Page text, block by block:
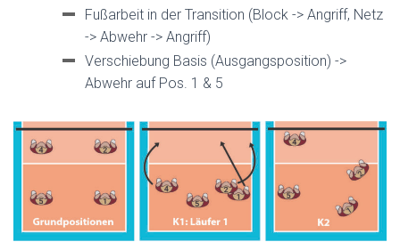
Fußarbeit in der Transition (Block -> Angriff, Netz
-> Abwehr -> Angriff)
Verschiebung Basis (Ausgangsposition) ->
Abwehr auf Pos. 1 & 5